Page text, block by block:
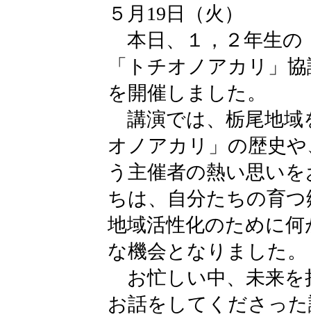
５月19日（火）
本日、１，２年生の
「トチオノアカリ」
を開催しました。
講演では、栃尾地域
オノアカリ」の歴史
う主催者の熱い思い
ちは、自分たちの育
地域活性化のために
な機会となりました。
お忙しい中、未来を
お話をしてくださっ